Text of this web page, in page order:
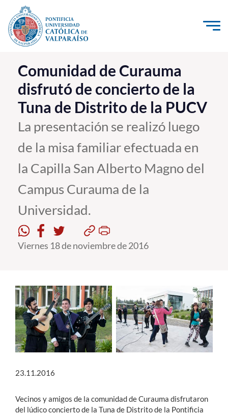
Click acá para ir directamente al contenido
La Universidad
Investigación, Creación e Innovación
PUCV Internacional
Vinculación con el Medio
Admisión
Formación Continua
Funcionarios
Alumni
English
Comunidad de Curauma
disfrutó de concierto de la
Tuna de Distrito de la PUCV
La presentación se realizó luego
de la misa familiar efectuada en
la Capilla San Alberto Magno del
Campus Curauma de la
Universidad.
Viernes 18 de noviembre de 2016
23.11.2016
Vecinos y amigos de la comunidad de Curauma disfrutaron
del lúdico concierto de la Tuna de Distrito de la Pontificia